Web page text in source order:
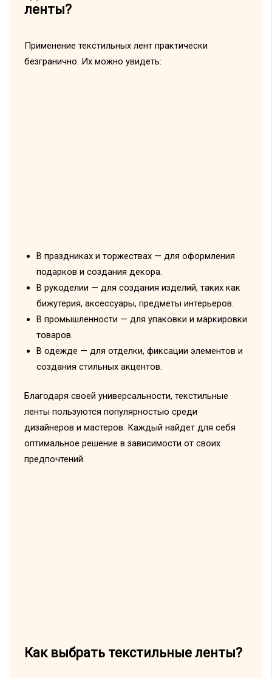
ленты?
Применение текстильных лент практически
безгранично. Их можно увидеть:
В праздниках и торжествах — для оформления
подарков и создания декора.
В рукоделии — для создания изделий, таких как
бижутерия, аксессуары, предметы интерьеров.
В промышленности — для упаковки и маркировки
товаров.
В одежде — для отделки, фиксации элементов и
создания стильных акцентов.
Благодаря своей универсальности, текстильные
ленты пользуются популярностью среди
дизайнеров и мастеров. Каждый найдет для себя
оптимальное решение в зависимости от своих
предпочтений.
Как выбрать текстильные ленты?